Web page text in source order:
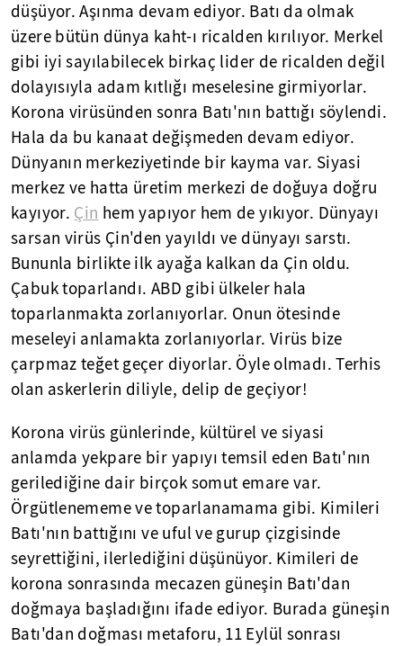
düşüyor. Aşınma devam ediyor. Batı da olmak
üzere bütün dünya kaht-ı ricalden kırılıyor. Merkel
gibi iyi sayılabilecek birkaç lider de ricalden değil
dolayısıyla adam kıtlığı meselesine girmiyorlar.
Korona virüsünden sonra Batı'nın battığı söylendi.
Hala da bu kanaat değişmeden devam ediyor.
Dünyanın merkeziyetinde bir kayma var. Siyasi
merkez ve hatta üretim merkezi de doğuya doğru
kayıyor. Çin hem yapıyor hem de yıkıyor. Dünyayı
sarsan virüs Çin'den yayıldı ve dünyayı sarstı.
Bununla birlikte ilk ayağa kalkan da Çin oldu.
Çabuk toparlandı. ABD gibi ülkeler hala
toparlanmakta zorlanıyorlar. Onun ötesinde
meseleyi anlamakta zorlanıyorlar. Virüs bize
çarpmaz teğet geçer diyorlar. Öyle olmadı. Terhis
olan askerlerin diliyle, delip de geçiyor!
Korona virüs günlerinde, kültürel ve siyasi
anlamda yekpare bir yapıyı temsil eden Batı'nın
gerilediğine dair birçok somut emare var.
Örgütlenememe ve toparlanamama gibi. Kimileri
Batı'nın battığını ve uful ve gurup çizgisinde
seyrettiğini, ilerlediğini düşünüyor. Kimileri de
korona sonrasında mecazen güneşin Batı'dan
doğmaya başladığını ifade ediyor. Burada güneşin
Batı'dan doğması metaforu, 11 Eylül sonrası